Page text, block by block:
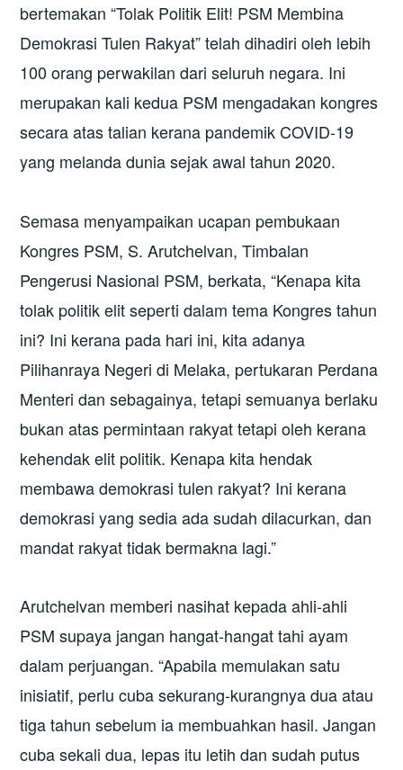
bertemakan “Tolak Politik Elit! PSM Membina
Demokrasi Tulen Rakyat” telah dihadiri oleh lebih
100 orang perwakilan dari seluruh negara. Ini
merupakan kali kedua PSM mengadakan kongres
secara atas talian kerana pandemik COVID-19
yang melanda dunia sejak awal tahun 2020.
Semasa menyampaikan ucapan pembukaan
Kongres PSM, S. Arutchelvan, Timbalan
Pengerusi Nasional PSM, berkata, “Kenapa kita
tolak politik elit seperti dalam tema Kongres tahun
ini? Ini kerana pada hari ini, kita adanya
Pilihanraya Negeri di Melaka, pertukaran Perdana
Menteri dan sebagainya, tetapi semuanya berlaku
bukan atas permintaan rakyat tetapi oleh kerana
kehendak elit politik. Kenapa kita hendak
membawa demokrasi tulen rakyat? Ini kerana
demokrasi yang sedia ada sudah dilacurkan, dan
mandat rakyat tidak bermakna lagi.”
Arutchelvan memberi nasihat kepada ahli-ahli
PSM supaya jangan hangat-hangat tahi ayam
dalam perjuangan. “Apabila memulakan satu
inisiatif, perlu cuba sekurang-kurangnya dua atau
tiga tahun sebelum ia membuahkan hasil. Jangan
cuba sekali dua, lepas itu letih dan sudah putus